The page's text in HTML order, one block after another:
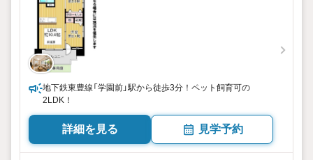
地下鉄東豊線「学園前」駅から徒歩3分！ペット飼育可の
2LDK！
詳細を見る 見学予約